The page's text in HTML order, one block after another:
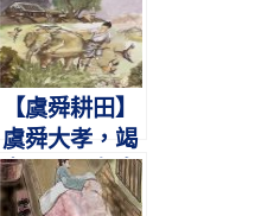
【虞舜耕田】
虞舜大孝，竭
力于田。象鳥
相助，孝感動